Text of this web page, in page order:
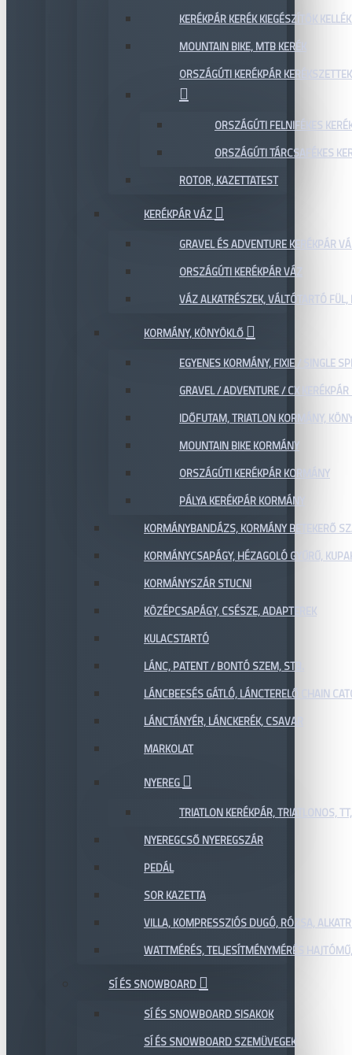
KERÉKPÁR KERÉK KIEGÉSZÍTŐK
MOUNTAIN BIKE, MTB KERÉK
ORSZÁGÚTI KERÉKPÁR KERÉKSZETTEK
ORSZÁGÚTI FELNIFÉKES
ORSZÁGÚTI TÁRCSAFÉKES
ROTOR, KAZETTATEST
KERÉKPÁR VÁZ
GRAVEL ÉS ADVENTURE KERÉKPÁR
ORSZÁGÚTI KERÉKPÁR VÁZ
VÁZ ALKATRÉSZEK, VÁLTÓTARTÓ FÜL,
KORMÁNY, KÖNYÖKLŐ
EGYENES KORMÁNY, FIXIE / SINGLE
GRAVEL / ADVENTURE / CX
IDŐFUTAM, TRIATLON KORMÁNY,
MOUNTAIN BIKE KORMÁNY
ORSZÁGÚTI KERÉKPÁR KORMÁNY
PÁLYA KERÉKPÁR KORMÁNY
KORMÁNYBANDÁZS, KORMÁNY BETEKERŐ
KORMÁNYCSAPÁGY, HÉZAGOLÓ GYŰRŰ,
KORMÁNYSZÁR STUCNI
KÖZÉPCSAPÁGY, CSÉSZE, ADAPTEREK
KULACSTARTÓ
LÁNC, PATENT / BONTÓ SZEM, STB.
LÁNCBEESÉS GÁTLÓ, LÁNCTERELŐ CHAIN
LÁNCTÁNYÉR, LÁNCKERÉK, CSAVAR
MARKOLAT
NYEREG
TRIATLON KERÉKPÁR, TRIATLONOS,
NYEREGCSŐ NYEREGSZÁR
PEDÁL
SOR KAZETTA
VILLA, KOMPRESSZIÓS DUGÓ, RÓZSA,
WATTMÉRÉS, TELJESÍTMÉNYMÉRÉS
SÍ ÉS SNOWBOARD
SÍ ÉS SNOWBOARD SISAKOK
SÍ ÉS SNOWBOARD SZEMÜVEGEK